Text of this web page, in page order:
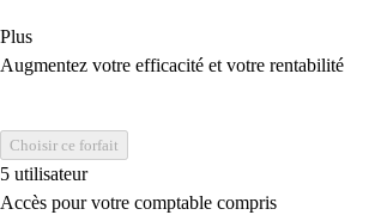
Plus
Augmentez votre efficacité et votre rentabilité
Choisir ce forfait
5 utilisateur
Accès pour votre comptable compris